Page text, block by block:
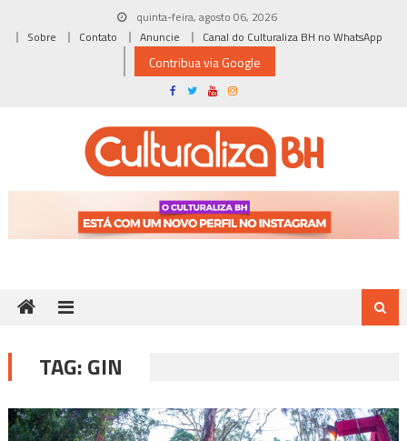
quinta-feira, agosto 06, 2026
Sobre
Contato Anuncie Canal do Culturaliza BH no WhatsApp
Contribua via Google
TAG:GIN